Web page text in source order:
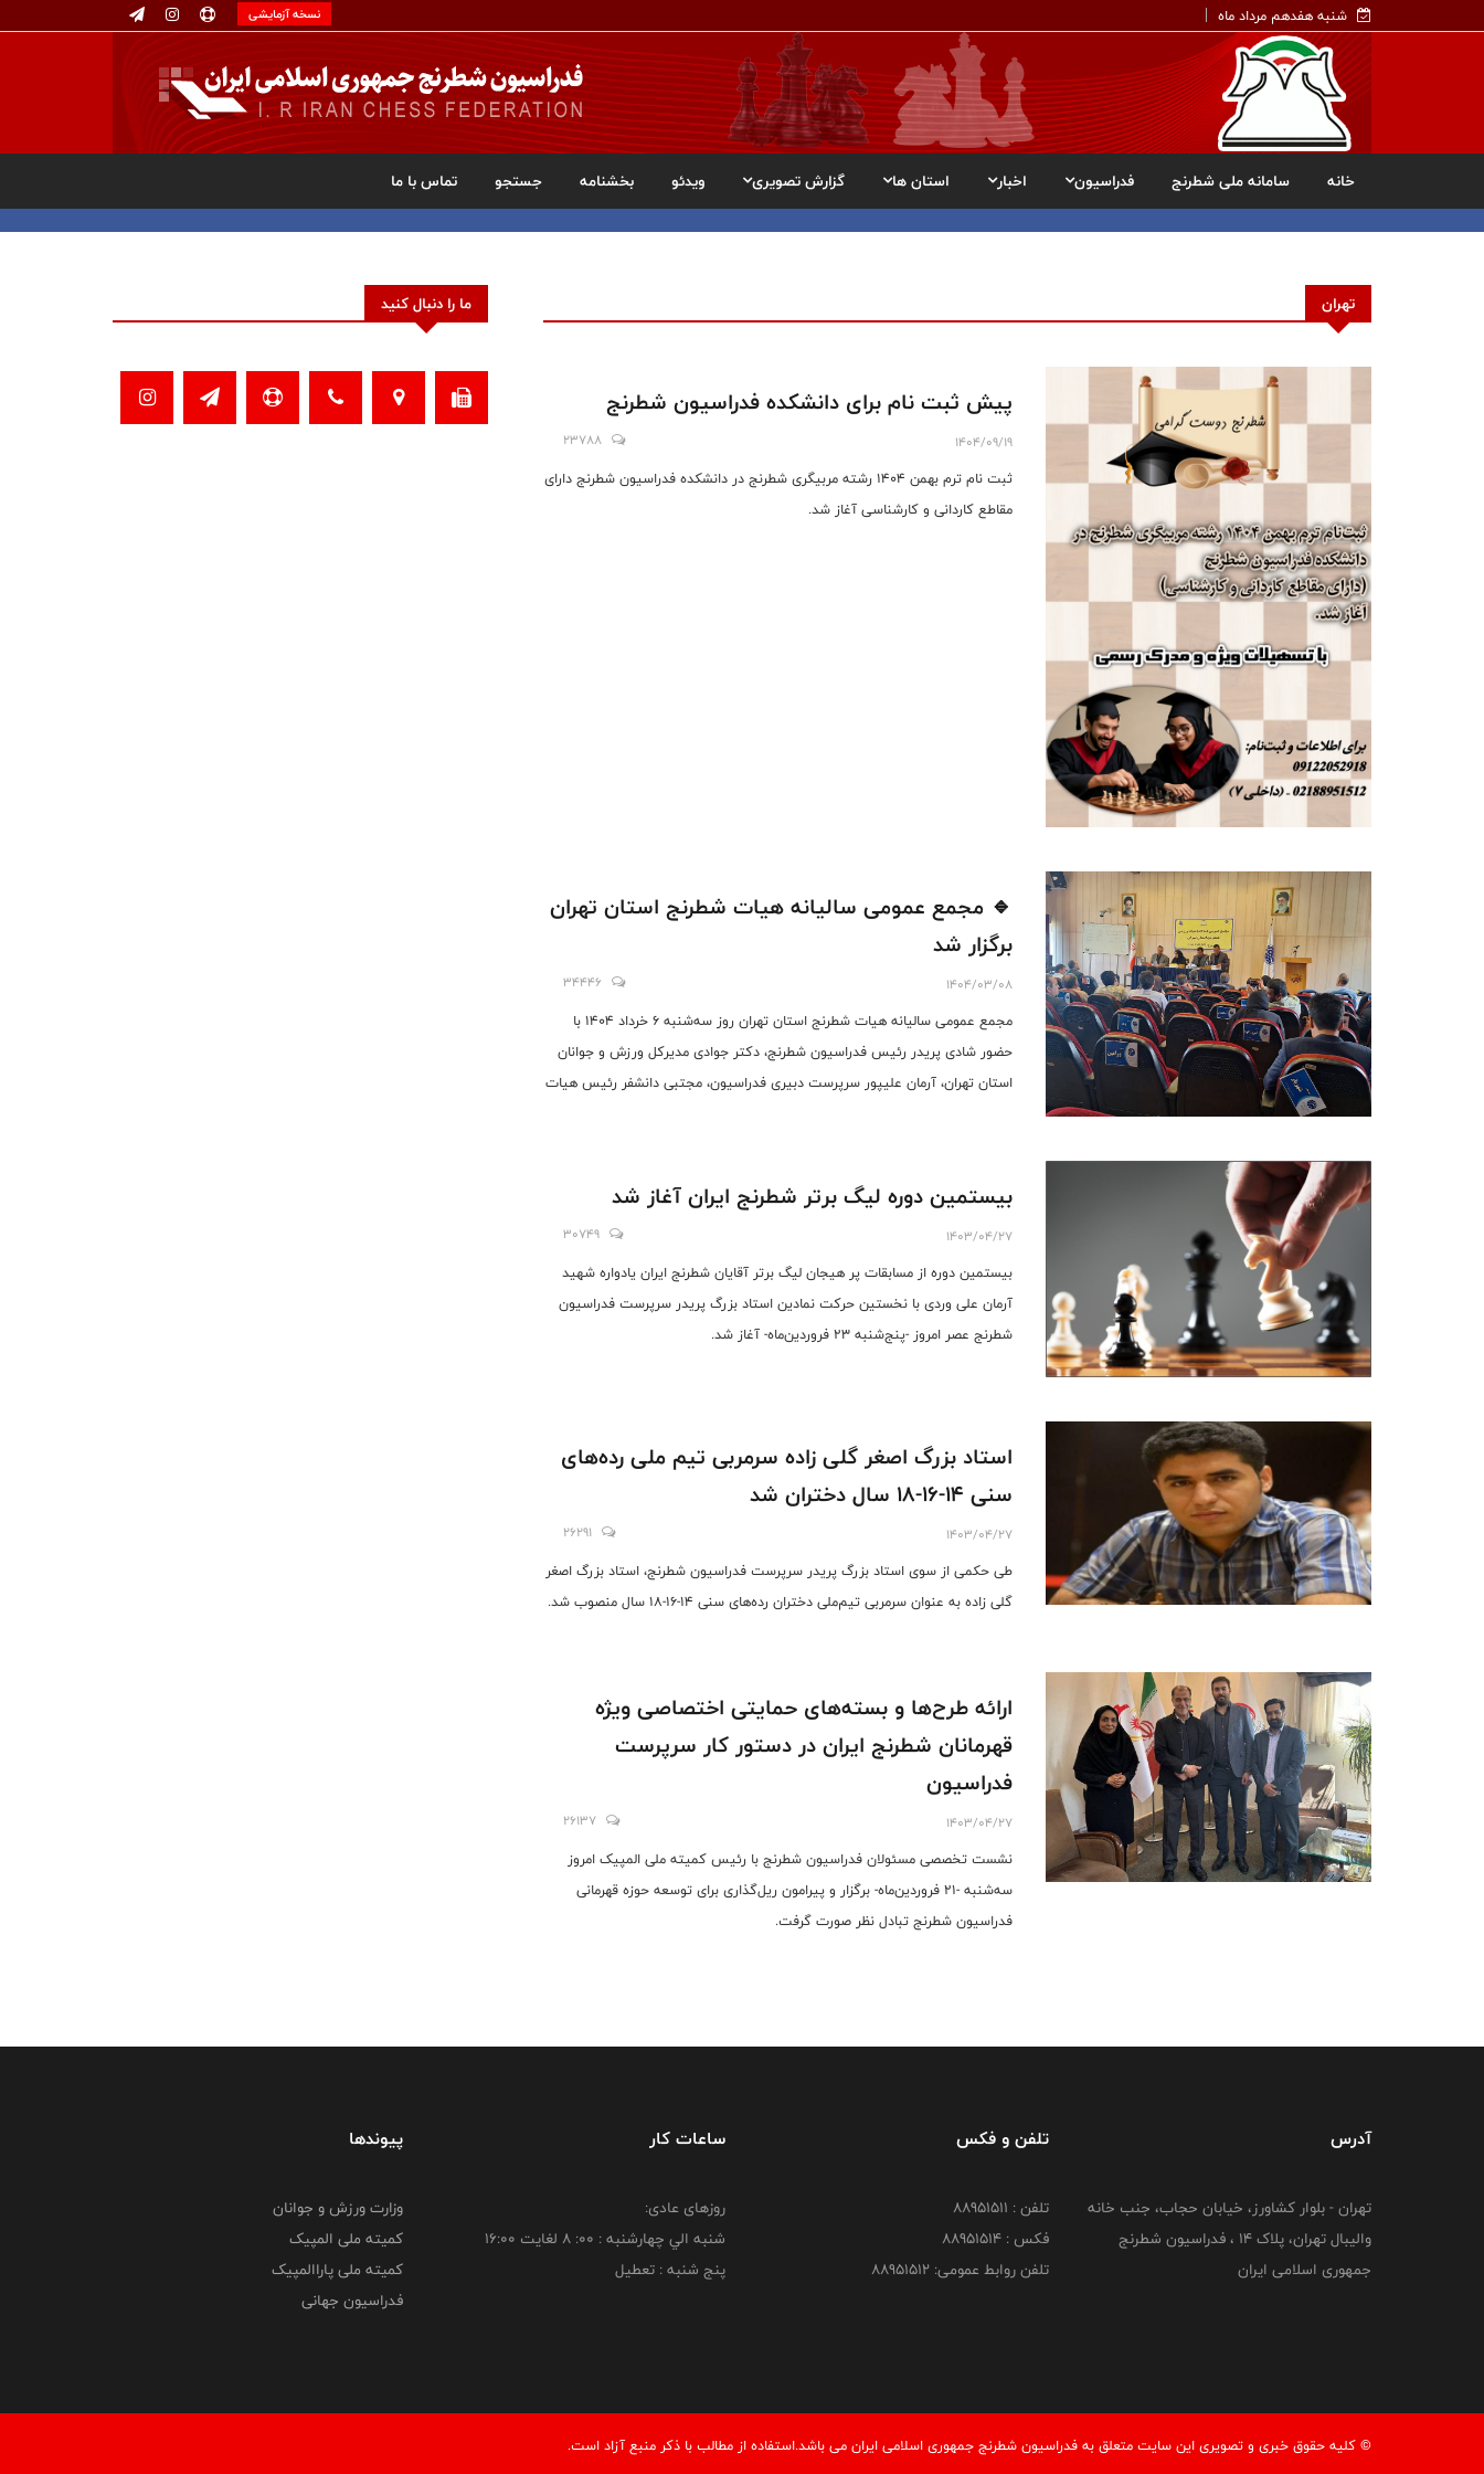
شنبه هفدهم مرداد ماه نسخه آزمایشی
خانه سامانه ملی شطرنج فدراسیون اخبار استان ها گزارش تصویری ویدئو بخشنامه جستجو تماس با ما
تهران
پیش ثبت نام برای دانشکده فدراسیون شطرنج
1404/09/19
23788
ثبت نام ترم بهمن ۱۴۰۴ رشته مربیگری شطرنج در دانشکده فدراسیون شطرنج دارای
مقاطع کاردانی و کارشناسی آغاز شد.
🔹 مجمع عمومی سالیانه هیات شطرنج استان تهران
برگزار شد
1404/03/08
34446
مجمع عمومی سالیانه هیات شطرنج استان تهران روز سه‌شنبه ۶ خرداد ۱۴۰۴ با
حضور شادی پریدر رئیس فدراسیون شطرنج، دکتر جوادی مدیرکل ورزش و جوانان
استان تهران، آرمان علیپور سرپرست دبیری فدراسیون، مجتبی دانشفر رئیس هیات
بیستمین دوره لیگ برتر شطرنج ایران آغاز شد
1403/04/27
30749
بیستمین دوره از مسابقات پر هیجان لیگ برتر آقایان شطرنج ایران یادواره شهید
آرمان علی وردی با نخستین حرکت نمادین استاد بزرگ پریدر سرپرست فدراسیون
شطرنج عصر امروز -پنج‌شنبه 23 فروردین‌ماه- آغاز شد.
استاد بزرگ اصغر گلی زاده سرمربی تیم ملی رده‌های
سنی 14-16-18 سال دختران شد
1403/04/27
26291
طی حکمی از سوی استاد بزرگ پریدر سرپرست فدراسیون شطرنج، استاد بزرگ اصغر
گلی زاده به عنوان سرمربی تیم‌ملی دختران رده‌های سنی 14-16-18 سال منصوب شد.
ارائه طرح‌ها و بسته‌های حمایتی اختصاصی ویژه
قهرمانان شطرنج ایران در دستور کار سرپرست
فدراسیون
1403/04/27
26137
نشست تخصصی مسئولان فدراسیون شطرنج با رئیس کمیته ملی المپیک امروز
سه‌شنبه -21 فروردین‌ماه- برگزار و پیرامون ریل‌گذاری برای توسعه حوزه قهرمانی
فدراسیون شطرنج تبادل نظر صورت گرفت.
ما را دنبال کنید
آدرس
تهران - بلوار کشاورز، خیابان حجاب، جنب خانه
والیبال تهران، پلاک 14 ، فدراسیون شطرنج
جمهوری اسلامی ایران
تلفن و فکس
تلفن : 88951511
فکس : 88951514
تلفن روابط عمومی: 88951512
ساعات کار
روزهای عادی:
شنبه الي چهارشنبه : 00: 8 لغايت 16:00
پنج شنبه : تعطیل
پیوندها
وزارت ورزش و جوانان
کمیته ملی المپیک
کمیته ملی پاراالمپیک
فدراسیون جهانی
© کليه حقوق خبری و تصويری اين سايت متعلق به فدراسیون شطرنج جمهوری اسلامی ایران می باشد.استفاده از مطالب با ذكر منبع آزاد است.